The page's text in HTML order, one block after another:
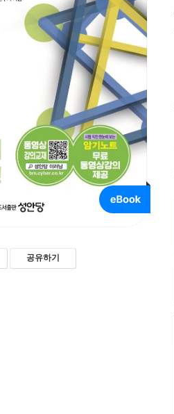
공유하기